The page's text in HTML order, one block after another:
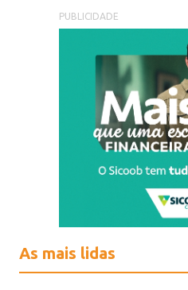
PUBLICIDADE
As mais lidas